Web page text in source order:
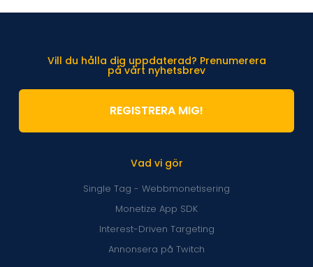
Vad vi gör
Single Tag - Webbmonetisering
Monetize App SDK
Interest-Driven Targeting
Annonsera på Twitch
Vill du hålla dig uppdaterad? Prenumerera
på vårt nyhetsbrev
REGISTRERA MIG!